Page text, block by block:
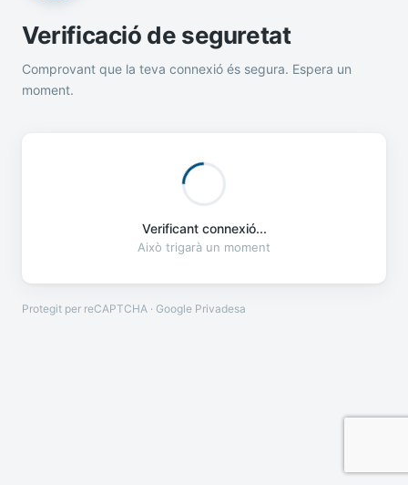
Verificació de seguretat
Comprovant que la teva connexió és segura. Espera un
moment.
Verificant connexió...
Això trigarà un moment
Protegit per reCAPTCHA · Google Privadesa